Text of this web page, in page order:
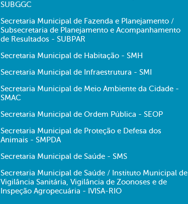
SUBGGC
Secretaria Municipal de Fazenda e Planejamento /
Subsecretaria de Planejamento e Acompanhamento
de Resultados - SUBPAR
Secretaria Municipal de Habitação - SMH
Secretaria Municipal de Infraestrutura - SMI
Secretaria Municipal de Meio Ambiente da Cidade -
SMAC
Secretaria Municipal de Ordem Pública - SEOP
Secretaria Municipal de Proteção e Defesa dos
Animais - SMPDA
Secretaria Municipal de Saúde - SMS
Secretaria Municipal de Saúde / Instituto Municipal de
Vigilância Sanitária, Vigilância de Zoonoses e de
Inspeção Agropecuária - IVISA-RIO